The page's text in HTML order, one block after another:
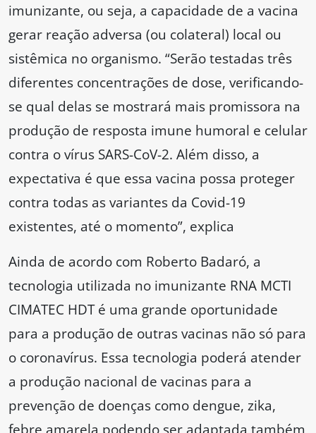
imunizante, ou seja, a capacidade de a vacina
gerar reação adversa (ou colateral) local ou
sistêmica no organismo. “Serão testadas três
diferentes concentrações de dose, verificando-
se qual delas se mostrará mais promissora na
produção de resposta imune humoral e celular
contra o vírus SARS-CoV-2. Além disso, a
expectativa é que essa vacina possa proteger
contra todas as variantes da Covid-19
existentes, até o momento”, explica
Ainda de acordo com Roberto Badaró, a
tecnologia utilizada no imunizante RNA MCTI
CIMATEC HDT é uma grande oportunidade
para a produção de outras vacinas não só para
o coronavírus. Essa tecnologia poderá atender
a produção nacional de vacinas para a
prevenção de doenças como dengue, zika,